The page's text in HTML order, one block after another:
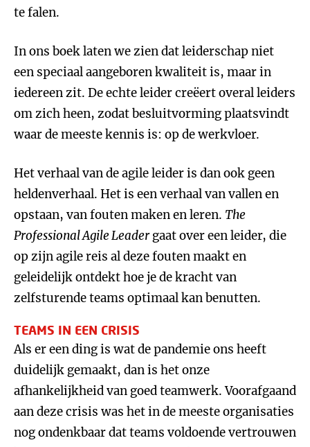
te falen.
In ons boek laten we zien dat leiderschap niet
een speciaal aangeboren kwaliteit is, maar in
iedereen zit. De echte leider creëert overal leiders
om zich heen, zodat besluitvorming plaatsvindt
waar de meeste kennis is: op de werkvloer.
Het verhaal van de agile leider is dan ook geen
heldenverhaal. Het is een verhaal van vallen en
opstaan, van fouten maken en leren. The
Professional Agile Leadergaat over een leider, die
op zijn agile reis al deze fouten maakt en
geleidelijk ontdekt hoe je de kracht van
zelfsturende teams optimaal kan benutten.
TEAMS IN EEN CRISIS
Als er een ding is wat de pandemie ons heeft
duidelijk gemaakt, dan is het onze
afhankelijkheid van goed teamwerk. Voorafgaand
aan deze crisis was het in de meeste organisaties
nog ondenkbaar dat teams voldoende vertrouwen